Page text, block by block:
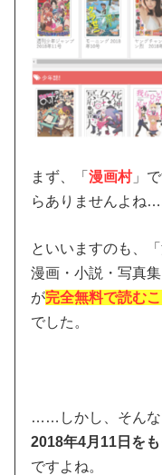
まず、「漫画村」
らありませんよね
といいますのも、
漫画・小説・写真
が完全無料で読む
でした。
……しかし、そんな
2018年4月11日を
ですよね。